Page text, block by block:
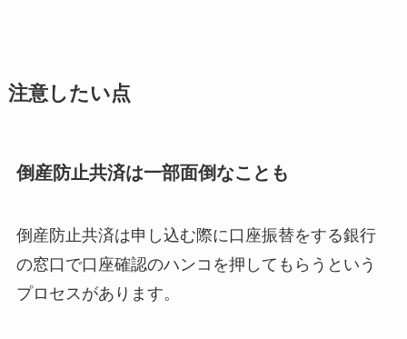
注意したい点
倒産防止共済は一部面倒なことも
倒産防止共済は申し込む際に口座振替をする銀行
の窓口で口座確認のハンコを押してもらうという
プロセスがあります。